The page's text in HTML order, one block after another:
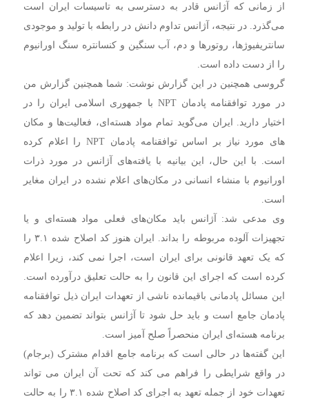
از زمانی که آژانس قادر به دسترسی به تاسیسات ایران است
می‌گذرد. در نتیجه، آژانس تداوم دانش در رابطه با تولید و موجودی
سانتریفیوژها، روتورها و دم، آب سنگین و کنسانتره سنگ اورانیوم
را از دست داده است.
گروسی همچنین در این گزارش نوشت: شما همچنین گزارش من
در مورد توافقنامه پادمان NPT با جمهوری اسلامی ایران را در
اختیار دارید. ایران می‌گوید تمام مواد هسته‌ای، فعالیت‌ها و مکان
های مورد نیاز بر اساس توافقنامه پادمان NPT را اعلام کرده
است. با این حال، این بیانیه با یافته‌های آژانس در مورد ذرات
اورانیوم با منشاء انسانی در مکان‌های اعلام نشده در ایران مغایر
است.
وی مدعی شد: آژانس باید مکان‌های فعلی مواد هسته‌ای و یا
تجهیزات آلوده مربوطه را بداند. ایران هنوز کد اصلاح شده ۳.۱ را
که یک تعهد قانونی برای ایران است، اجرا نمی کند، زیرا اعلام
کرده است که اجرای این قانون را به حالت تعلیق درآورده است.
این مسائل پادمانی باقیمانده ناشی از تعهدات ایران ذیل توافقنامه
پادمان جامع است و باید حل شود تا آژانس بتواند تضمین دهد که
برنامه هسته‌ای ایران منحصراً صلح آمیز است.
این گفته‌ها در حالی است که برنامه جامع اقدام مشترک (برجام)
در واقع شرایطی را فراهم می کند که تحت آن ایران می تواند
تعهدات خود از جمله تعهد به اجرای کد اصلاح شده ۳.۱ را به حالت